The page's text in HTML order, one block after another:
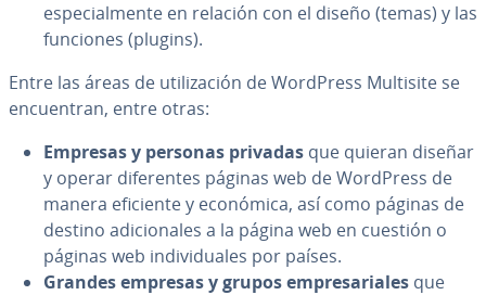
es­pe­cia­l­me­n­te en relación con el diseño (temas) y las
funciones (plugins).
Entre las áreas de uti­li­za­ción de WordPress Multisite se
en­cue­n­tran, entre otras:
Empresas y personas privadas que quieran diseñar
y operar di­fe­re­n­tes páginas web de WordPress de
manera eficiente y económica, así como páginas de
destino adi­cio­na­les a la página web en cuestión o
páginas web in­di­vi­dua­les por países.
Grandes empresas y grupos em­pre­sa­ria­les que